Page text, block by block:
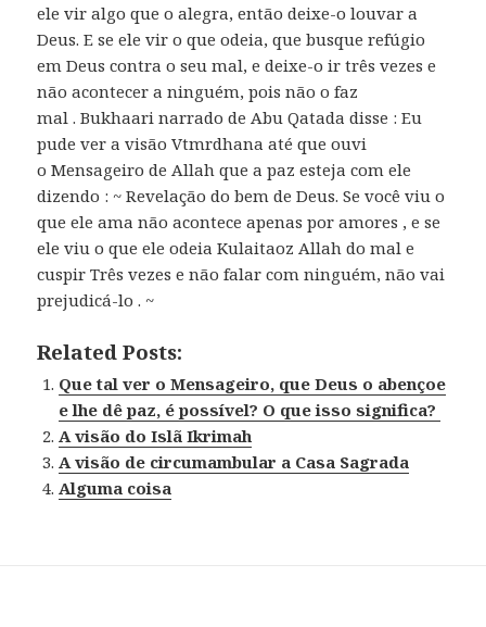
ele vir algo que o alegra, então deixe-o louvar a
Deus. E se ele vir o que odeia, que busque refúgio
em Deus contra o seu mal, e deixe-o ir três vezes e
não acontecer a ninguém, pois não o faz
mal . Bukhaari narrado de Abu Qatada disse : Eu
pude ver a visão Vtmrdhana até que ouvi
o Mensageiro de Allah que a paz esteja com ele
dizendo : ~ Revelação do bem de Deus. Se você viu o
que ele ama não acontece apenas por amores , e se
ele viu o que ele odeia Kulaitaoz Allah do mal e
cuspir Três vezes e não falar com ninguém, não vai
prejudicá-lo . ~
Related Posts:
Que tal ver o Mensageiro, que Deus o abençoe
e lhe dê paz, é possível? O que isso significa?
A visão do Islã Ikrimah
A visão de circumambular a Casa Sagrada
Alguma coisa